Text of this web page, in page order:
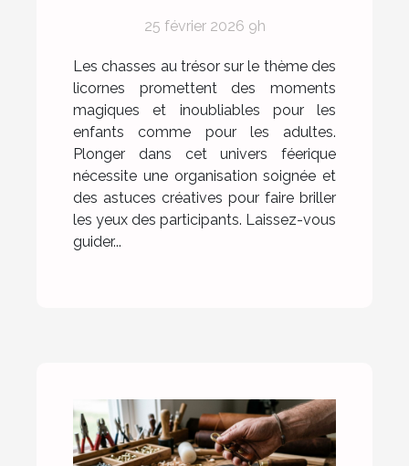
chasse au trésor sur le
thème des licornes
25 février 2026 9h
Les chasses au trésor sur le thème des
licornes promettent des moments
magiques et inoubliables pour les
enfants comme pour les adultes.
Plonger dans cet univers féerique
nécessite une organisation soignée et
des astuces créatives pour faire briller
les yeux des participants. Laissez-vous
guider...